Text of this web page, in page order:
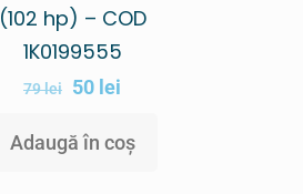
(102 hp) – COD
1K0199555
79lei 50 lei
Adaugă în coș